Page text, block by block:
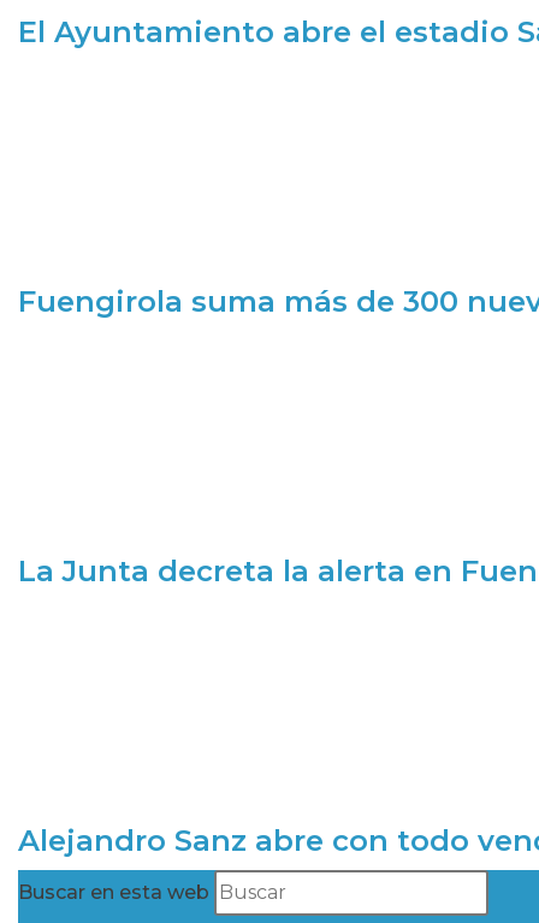
El Ayuntamiento abre el estadio
Fuengirola suma más de 300
La Junta decreta la alerta en
Alejandro Sanz abre con todo
Buscar en esta web